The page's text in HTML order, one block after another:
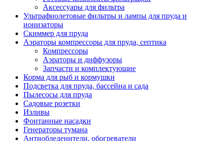
Аксессуары для фильтра
Ультрафиолетовые фильтры и лампы для пруда и
ионизаторы
Скиммер для пруда
Аэраторы компрессоры для пруда, септика
Компрессоры
Аэраторы и диффузоры
Запчасти и комплектующие
Корма для рыб и кормушки
Подсветка для пруда, бассейна и сада
Пылесосы для пруда
Садовые розетки
Изливы
Фонтанные насадки
Генераторы тумана
Антиобледенители, обогреватели